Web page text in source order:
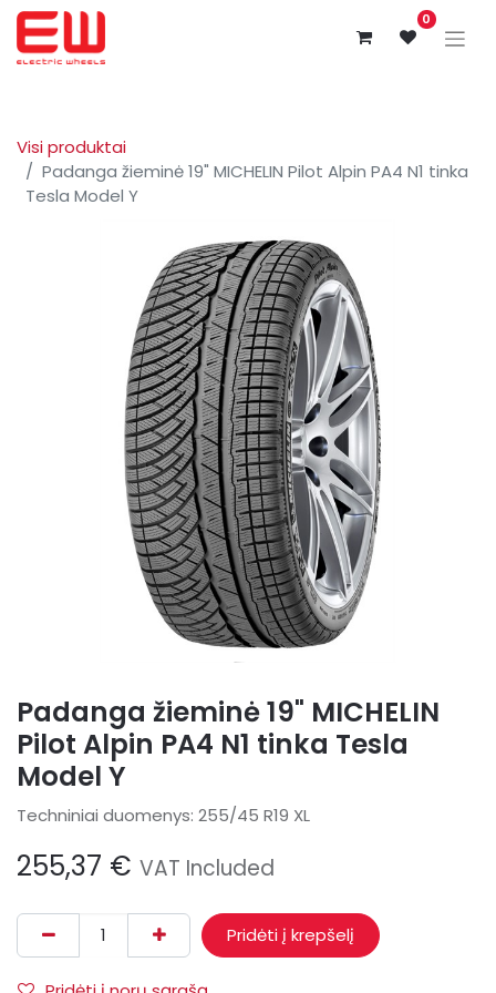
0
Visi produktai
Padanga žieminė 19" MICHELIN Pilot Alpin PA4 N1 tinka
Tesla Model Y
Padanga žieminė 19" MICHELIN
Pilot Alpin PA4 N1 tinka Tesla
Model Y
Techniniai duomenys: 255/45 R19 XL
255,37 € VAT Included
Pridėti į krepšelį